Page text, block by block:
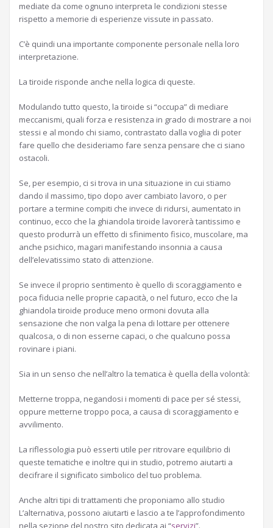
mediate da come ognuno interpreta le condizioni stesse
rispetto a memorie di esperienze vissute in passato.
C’è quindi una importante componente personale nella loro
interpretazione.
La tiroide risponde anche nella logica di queste.
Modulando tutto questo, la tiroide si “occupa” di mediare
meccanismi, quali forza e resistenza in grado di mostrare a noi
stessi e al mondo chi siamo, contrastato dalla voglia di poter
fare quello che desideriamo fare senza pensare che ci siano
ostacoli.
Se, per esempio, ci si trova in una situazione in cui stiamo
dando il massimo, tipo dopo aver cambiato lavoro, o per
portare a termine compiti che invece di ridursi, aumentato in
continuo, ecco che la ghiandola tiroide lavorerà tantissimo e
questo produrrà un effetto di sfinimento fisico, muscolare, ma
anche psichico, magari manifestando insonnia a causa
dell’elevatissimo stato di attenzione.
Se invece il proprio sentimento è quello di scoraggiamento e
poca fiducia nelle proprie capacità, o nel futuro, ecco che la
ghiandola tiroide produce meno ormoni dovuta alla
sensazione che non valga la pena di lottare per ottenere
qualcosa, o di non esserne capaci, o che qualcuno possa
rovinare i piani.
Sia in un senso che nell’altro la tematica è quella della volontà:
Metterne troppa, negandosi i momenti di pace per sé stessi,
oppure metterne troppo poca, a causa di scoraggiamento e
avvilimento.
La riflessologia può esserti utile per ritrovare equilibrio di
queste tematiche e inoltre qui in studio, potremo aiutarti a
decifrare il significato simbolico del tuo problema.
Anche altri tipi di trattamenti che proponiamo allo studio
L’alternativa, possono aiutarti e lascio a te l’approfondimento